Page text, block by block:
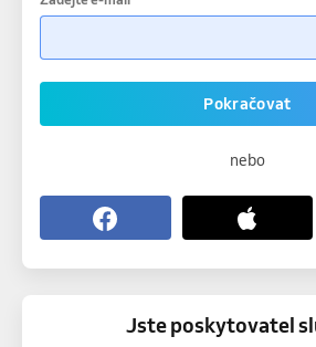
Pokračovat
nebo
Jste poskytovatel